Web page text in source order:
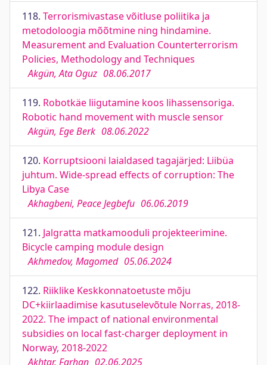
118. Terrorismivastase võitluse poliitika ja
metodoloogia mõõtmine ning hindamine.
Measurement and Evaluation Counterterrorism
Policies, Methodology and Techniques
Akgün, Ata Oguz 08.06.2017
119. Robotkäe liigutamine koos lihassensoriga.
Robotic hand movement with muscle sensor
Akgün, Ege Berk 08.06.2022
120. Korruptsiooni laialdased tagajärjed: Liibüa
juhtum. Wide-spread effects of corruption: The
Libya Case
Akhagbeni, Peace Jegbefu 06.06.2019
121. Jalgratta matkamooduli projekteerimine.
Bicycle camping module design
Akhmedov, Magomed 05.06.2024
122. Riiklike Keskkonnatoetuste mõju
DC+kiirlaadimise kasutuselevõtule Norras, 2018-
2022. The impact of national environmental
subsidies on local fast-charger deployment in
Norway, 2018-2022
Akhtar, Farhan 02.06.2025